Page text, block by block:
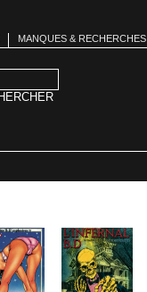
MANQUES & RECHERCHES